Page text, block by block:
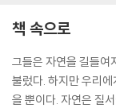
책 속으로
그들은 자연을 길들여
불렀다. 하지만 우리
을 뿐이다. 자연은 질